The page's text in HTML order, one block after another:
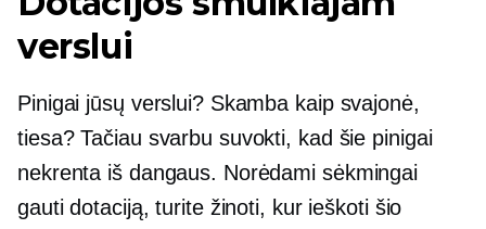
verslui
Pinigai jūsų verslui? Skamba kaip svajonė,
tiesa? Tačiau svarbu suvokti, kad šie pinigai
nekrenta iš dangaus. Norėdami sėkmingai
gauti dotaciją, turite žinoti, kur ieškoti šio